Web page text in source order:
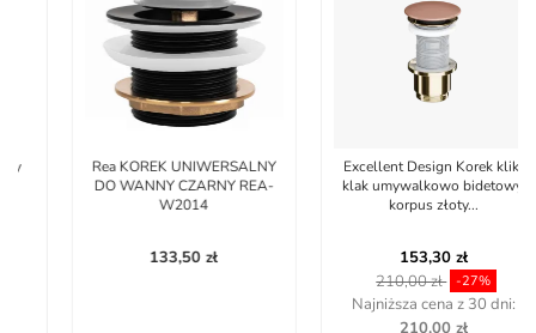
Rea KOREK UNIWERSALNY
DO WANNY CZARNY REA-
W2014
133,50 zł
Excellent Design Korek klik-
klak umywalkowo bidetowy,
korpus złoty...
153,30 zł
210,00 zł -27%
Najniższa cena z 30 dni:
210,00 zł